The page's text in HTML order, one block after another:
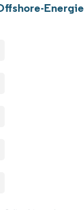
Energie